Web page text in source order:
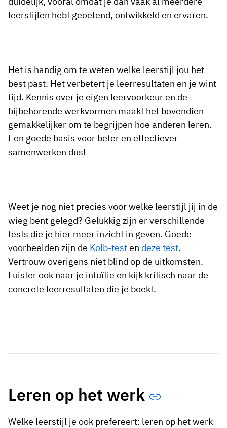
leerstijlen hebt geoefend, ontwikkeld en ervaren.
Het is handig om te weten welke leerstijl jou het
best past. Het verbetert je leerresultaten en je wint
tijd. Kennis over je eigen leervoorkeur en de
bijbehorende werkvormen maakt het bovendien
gemakkelijker om te begrijpen hoe anderen leren.
Een goede basis voor beter en effectiever
samenwerken dus!
Weet je nog niet precies voor welke leerstijl jij in de
wieg bent gelegd? Gelukkig zijn er verschillende
tests die je hier meer inzicht in geven. Goede
voorbeelden zijn de Kolb-testen deze test.
Vertrouw overigens niet blind op de uitkomsten.
Luister ook naar je intuïtie en kijk kritisch naar de
concrete leerresultaten die je boekt.
Leren op het werk
Welke leerstijl je ook prefereert: leren op het werk